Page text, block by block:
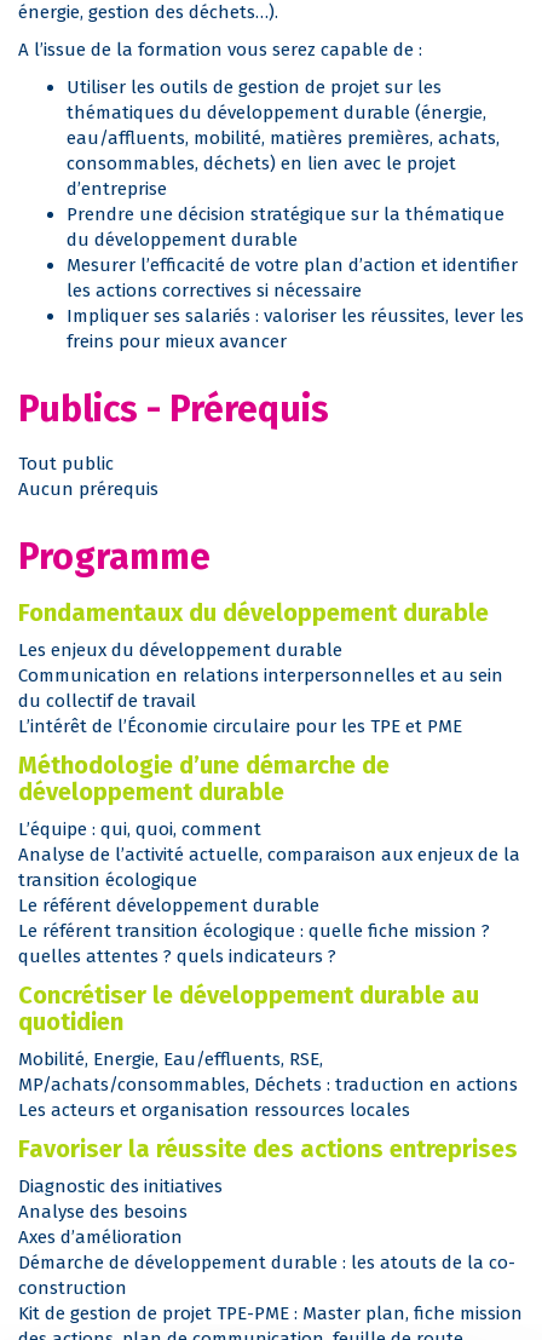
énergie, gestion des déchets…).
A l’issue de la formation vous serez capable de :
Utiliser les outils de gestion de projet sur les
thématiques du développement durable (énergie,
eau/affluents, mobilité, matières premières, achats,
consommables, déchets) en lien avec le projet
d’entreprise
Prendre une décision stratégique sur la thématique
du développement durable
Mesurer l’efficacité de votre plan d’action et identifier
les actions correctives si nécessaire
Impliquer ses salariés : valoriser les réussites, lever les
freins pour mieux avancer
Publics - Prérequis
Tout public
Aucun prérequis
Programme
Fondamentaux du développement durable
Les enjeux du développement durable
Communication en relations interpersonnelles et au sein
du collectif de travail
L’intérêt de l’Économie circulaire pour les TPE et PME
Méthodologie d’une démarche de
développement durable
L’équipe : qui, quoi, comment
Analyse de l’activité actuelle, comparaison aux enjeux de la
transition écologique
Le référent développement durable
Le référent transition écologique : quelle fiche mission ?
quelles attentes ? quels indicateurs ?
Concrétiser le développement durable au
quotidien
Mobilité, Energie, Eau/effluents, RSE,
MP/achats/consommables, Déchets : traduction en actions
Les acteurs et organisation ressources locales
Favoriser la réussite des actions entreprises
Diagnostic des initiatives
Analyse des besoins
Axes d’amélioration
Démarche de développement durable : les atouts de la co-
construction
Kit de gestion de projet TPE-PME : Master plan, fiche mission